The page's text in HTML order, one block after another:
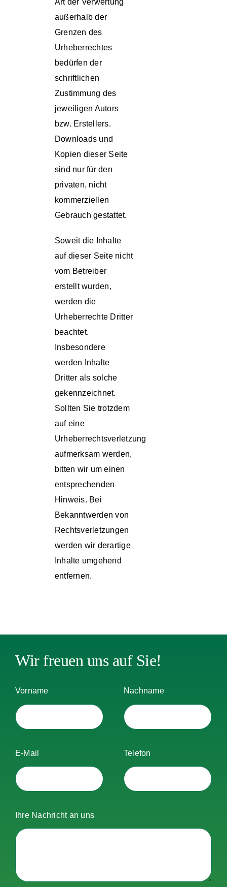
Art der Verwertung
außerhalb der
Grenzen des
Urheberrechtes
bedürfen der
schriftlichen
Zustimmung des
jeweiligen Autors
bzw. Erstellers.
Downloads und
Kopien dieser Seite
sind nur für den
privaten, nicht
kommerziellen
Gebrauch gestattet.
Soweit die Inhalte
auf dieser Seite nicht
vom Betreiber
erstellt wurden,
werden die
Urheberrechte Dritter
beachtet.
Insbesondere
werden Inhalte
Dritter als solche
gekennzeichnet.
Sollten Sie trotzdem
auf eine
Urheberrechtsverletzung
aufmerksam werden,
bitten wir um einen
entsprechenden
Hinweis. Bei
Bekanntwerden von
Rechtsverletzungen
werden wir derartige
Inhalte umgehend
entfernen.
Wir freuen uns auf Sie!
Vorname Nachname
E-Mail Telefon
Ihre Nachricht an uns